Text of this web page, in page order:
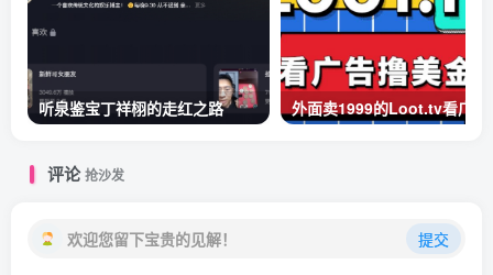
听泉鉴宝丁祥栩的走红之路
评论抢沙发
欢迎您留下宝贵的见解！ 提交